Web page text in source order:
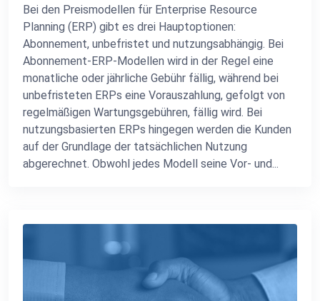
Bei den Preismodellen für Enterprise Resource
Planning (ERP) gibt es drei Hauptoptionen:
Abonnement, unbefristet und nutzungsabhängig. Bei
Abonnement-ERP-Modellen wird in der Regel eine
monatliche oder jährliche Gebühr fällig, während bei
unbefristeten ERPs eine Vorauszahlung, gefolgt von
regelmäßigen Wartungsgebühren, fällig wird. Bei
nutzungsbasierten ERPs hingegen werden die Kunden
auf der Grundlage der tatsächlichen Nutzung
abgerechnet. Obwohl jedes Modell seine Vor- und...